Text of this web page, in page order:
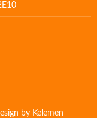
by Kelemen